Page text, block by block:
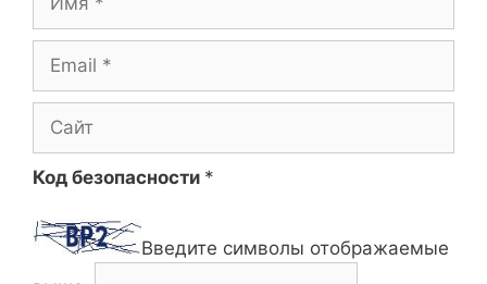
Код безопасности *
Введите символы отображаемые